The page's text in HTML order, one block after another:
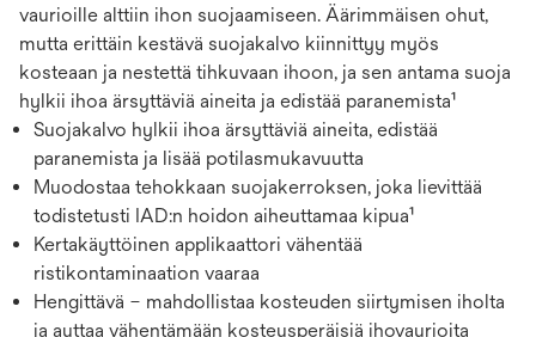
vaurioille alttiin ihon suojaamiseen. Äärimmäisen ohut,
mutta erittäin kestävä suojakalvo kiinnittyy myös
kosteaan ja nestettä tihkuvaan ihoon, ja sen antama suoja
hylkii ihoa ärsyttäviä aineita ja edistää paranemista¹
Suojakalvo hylkii ihoa ärsyttäviä aineita, edistää
paranemista ja lisää potilasmukavuutta
Muodostaa tehokkaan suojakerroksen, joka lievittää
todistetusti IAD:n hoidon aiheuttamaa kipua¹
Kertakäyttöinen applikaattori vähentää
ristikontaminaation vaaraa
Hengittävä – mahdollistaa kosteuden siirtymisen iholta
ja auttaa vähentämään kosteusperäisiä ihovaurioita